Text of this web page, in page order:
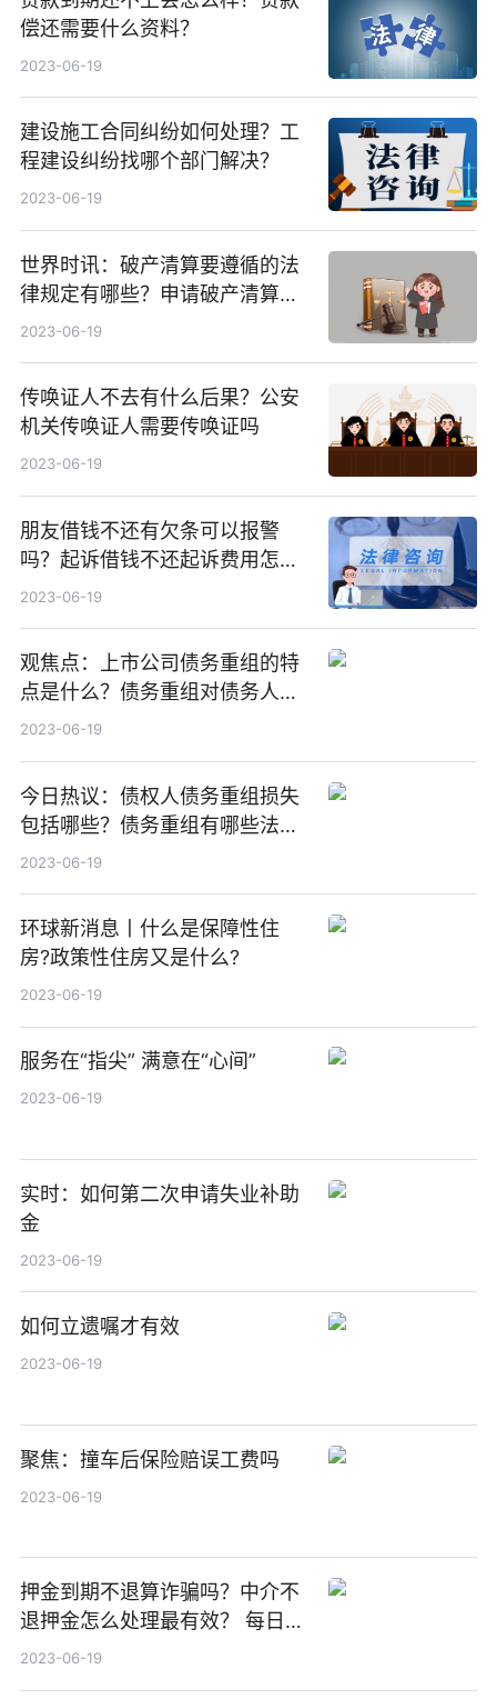
偿还需要什么资料？
2023-06-19
建设施工合同纠纷如何处理？工
程建设纠纷找哪个部门解决？
2023-06-19
世界时讯：破产清算要遵循的法
律规定有哪些？申请破产清算公
司需要准备哪些材料？
2023-06-19
传唤证人不去有什么后果？公安
机关传唤证人需要传唤证吗
2023-06-19
朋友借钱不还有欠条可以报警
吗？起诉借钱不还起诉费用怎么
算的？_天天速读
2023-06-19
观焦点：上市公司债务重组的特
点是什么？债务重组对债务人有
哪些之利？
2023-06-19
今日热议：债权人债务重组损失
包括哪些？债务重组有哪些法律
属性？
2023-06-19
环球新消息丨什么是保障性住
房?政策性住房又是什么?
2023-06-19
服务在“指尖” 满意在“心间”
2023-06-19
实时：如何第二次申请失业补助
金
2023-06-19
如何立遗嘱才有效
2023-06-19
聚焦：撞车后保险赔误工费吗
2023-06-19
押金到期不退算诈骗吗？中介不
退押金怎么处理最有效？ 每日精
选
2023-06-19